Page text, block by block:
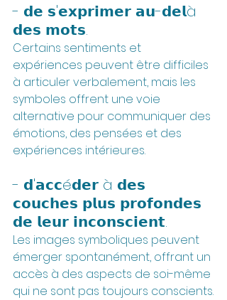
- 𝗱𝗲 𝘀'𝗲𝘅𝗽𝗿𝗶𝗺𝗲𝗿 𝗮𝘂-𝗱𝗲𝗹à
𝗱𝗲𝘀 𝗺𝗼𝘁𝘀.
Certains sentiments et
expériences peuvent être difficiles
à articuler verbalement, mais les
symboles offrent une voie
alternative pour communiquer des
émotions, des pensées et des
expériences intérieures.
- 𝗱'𝗮𝗰𝗰é𝗱𝗲𝗿 à 𝗱𝗲𝘀
𝗰𝗼𝘂𝗰𝗵𝗲𝘀 𝗽𝗹𝘂𝘀 𝗽𝗿𝗼𝗳𝗼𝗻𝗱𝗲𝘀
𝗱𝗲 𝗹𝗲𝘂𝗿 𝗶𝗻𝗰𝗼𝗻𝘀𝗰𝗶𝗲𝗻𝘁.
Les images symboliques peuvent
émerger spontanément, offrant un
accès à des aspects de soi-même
qui ne sont pas toujours conscients.